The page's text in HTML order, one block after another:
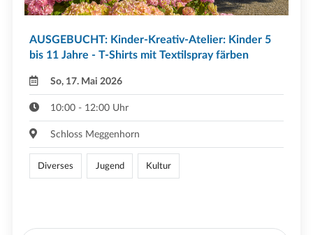
AUSGEBUCHT: Kinder-Kreativ-Atelier: Kinder 5
bis 11 Jahre - T-Shirts mit Textilspray färben
So, 17. Mai 2026
10:00 - 12:00 Uhr
Schloss Meggenhorn
Diverses Jugend Kultur